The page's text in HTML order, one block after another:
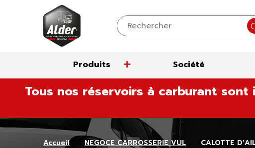
Tous nos réservoirs à carburant
Produits Société
Accueil NEGOCE CARROSSERIE VUL CALOTTE